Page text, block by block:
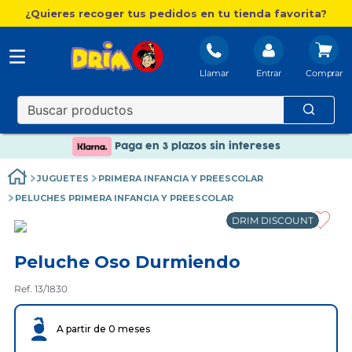
¿Quieres recoger tus pedidos en tu tienda favorita?
Llamar Entrar
Nuevo catálogo Aire Libre
Envío gratis. A partir de 60€(excepto Baleares)
Paga en 3 plazos sin intereses
Paga en 3 plazos sin intereses
JUGUETES
PRIMERA INFANCIA Y PREESCOLAR
PELUCHES PRIMERA INFANCIA Y PREESCOLAR
DRIM DISCOUNT
Peluche Oso Durmiendo
Ref. 13/1830
A partir de 0 meses